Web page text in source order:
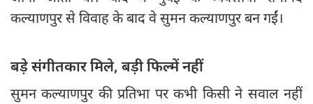
कल्याणपुर से विवाह के बाद वे सुमन कल्याणपुर बन गईं।
बड़े संगीतकार मिले, बड़ी फिल्में नहीं
सुमन कल्याणपुर की प्रतिभा पर कभी किसी ने सवाल नहीं